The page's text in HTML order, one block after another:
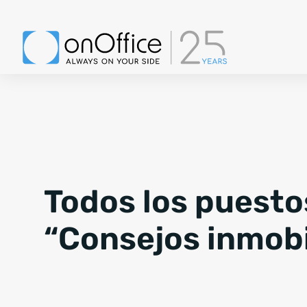
Todos los
“Consejos